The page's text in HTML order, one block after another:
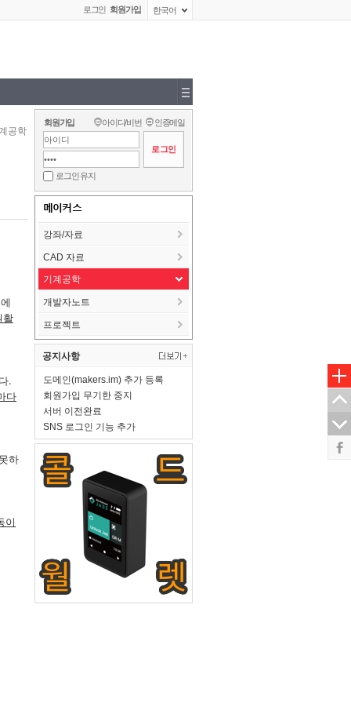
로그인 회원가입 한국어
공학
활
.
다
하
이
회원가입 아이디/비번 인증메일
로그인 유지
메이커스
강좌/자료
CAD 자료
기계공학
개발자노트
프로젝트
공지사항
도메인(makers.im) 추가 등록
회원가입 무기한 중지
서버 이전완료
SNS 로그인 기능 추가